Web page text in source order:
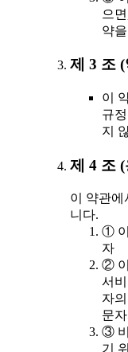
으
약
제 3 조
이
규
지
제 4 조
이 약관에
니다.
① 이
자
② 이
서
자
문
③ 비
기